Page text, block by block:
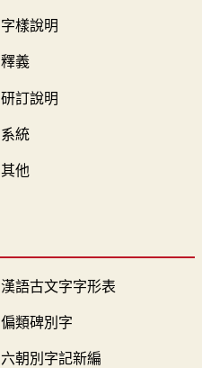
字樣說明
釋義
研訂說明
系統
其他
漢語古文字字形表
偏類碑別字
六朝別字記新編